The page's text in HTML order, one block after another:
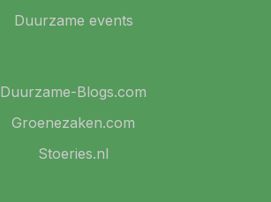
Duurzame events
Duurzame-Blogs.com
Groenezaken.com
Stoeries.nl